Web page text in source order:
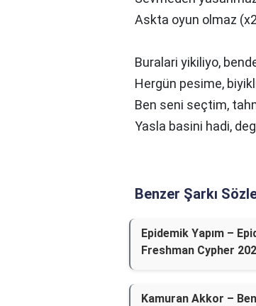
Askta oyun olmaz
Buralari yikiliyo,
Hergün pesime,
Ben seni seçtim,
Yasla basini hadi,
Benzer Şarkı
Epidemik Yapım –
Freshman Cypher
Kamuran Akkor –